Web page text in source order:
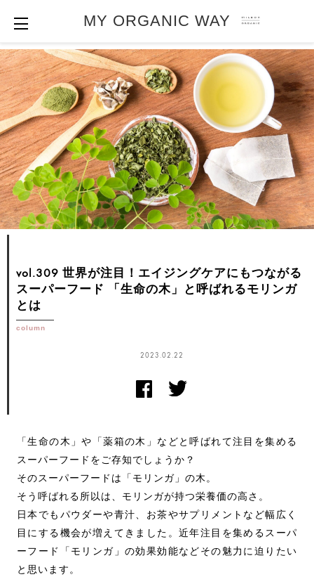
MY ORGANIC WAY
vol.309 世界が注目！エイジングケアにもつながる
スーパーフード 「生命の木」と呼ばれるモリンガ
とは
column
2023.02.22
「生命の木」や「薬箱の木」などと呼ばれて注目を集める
スーパーフードをご存知でしょうか？
そのスーパーフードは「モリンガ」の木。
そう呼ばれる所以は、モリンガが持つ栄養価の高さ。
日本でもパウダーや青汁、お茶やサプリメントなど幅広く
目にする機会が増えてきました。近年注目を集めるスーパ
ーフード「モリンガ」の効果効能などその魅力に迫りたい
と思います。